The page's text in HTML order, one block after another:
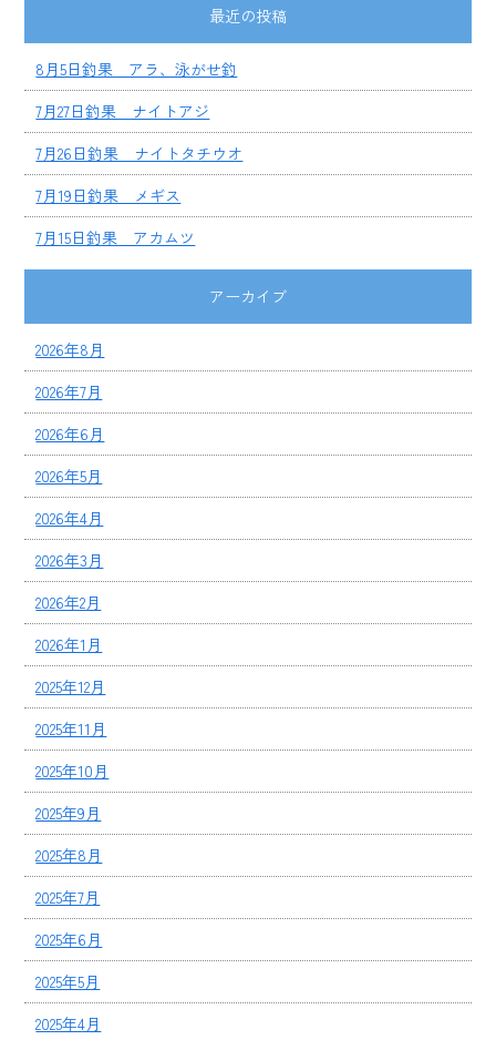
最近の投稿
8月5日釣果 アラ、泳がせ釣
7月27日釣果 ナイトアジ
7月26日釣果 ナイトタチウオ
7月19日釣果 メギス
7月15日釣果 アカムツ
アーカイブ
2026年8月
2026年7月
2026年6月
2026年5月
2026年4月
2026年3月
2026年2月
2026年1月
2025年12月
2025年11月
2025年10月
2025年9月
2025年8月
2025年7月
2025年6月
2025年5月
2025年4月